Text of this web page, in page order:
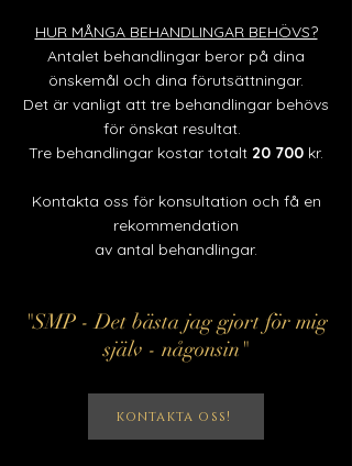
"SMP - Det bästa jag gjort för mig
själv - någonsin"
HUR MÅNGA BEHANDLINGAR BEHÖVS?
Antalet behandlingar beror på dina
önskemål och dina förutsättningar.
Det är vanligt att tre behandlingar behövs
för önskat resultat.
Tre behandlingar kostar totalt 20 700 kr.
Kontakta oss för konsultation och få en
rekommendation
av antal behandlingar.
kontakta oss!